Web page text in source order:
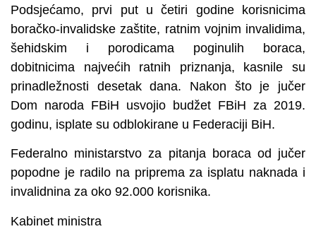
Podsjećamo, prvi put u četiri godine korisnicima
boračko-invalidske zaštite, ratnim vojnim invalidima,
šehidskim i porodicama poginulih boraca,
dobitnicima najvećih ratnih priznanja, kasnile su
prinadležnosti desetak dana. Nakon što je jučer
Dom naroda FBiH usvojio budžet FBiH za 2019.
godinu, isplate su odblokirane u Federaciji BiH.
Federalno ministarstvo za pitanja boraca od jučer
popodne je radilo na priprema za isplatu naknada i
invalidnina za oko 92.000 korisnika.
Kabinet ministra